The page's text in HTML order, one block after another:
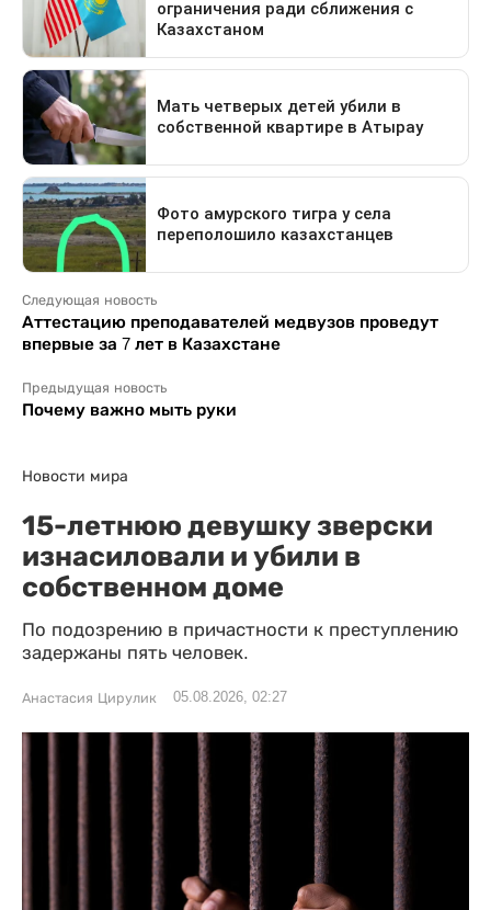
Следующая новость
Аттестацию преподавателей медвузов проведут
впервые за 7 лет в Казахстане
Предыдущая новость
Почему важно мыть руки
Новости мира
15-летнюю девушку зверски
изнасиловали и убили в
собственном доме
По подозрению в причастности к преступлению
задержаны пять человек.
Анастасия Цирулик 05.08.2026, 02:27